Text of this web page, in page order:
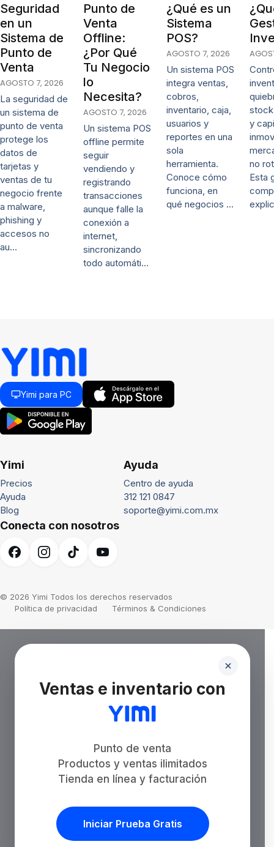
Seguridad
en un
Sistema de
Punto de
Venta
AGOSTO 7, 2026
La seguridad de
un sistema de
punto de venta
protege los
datos de
tarjetas y
ventas de tu
negocio frente
a malware,
phishing y
accesos no
au…
Punto de
Venta
Offline:
¿Por Qué
Tu Negocio
lo
Necesita?
AGOSTO 7, 2026
Un sistema POS
offline permite
seguir
vendiendo y
registrando
transacciones
aunque falle la
conexión a
internet,
sincronizando
todo automáti…
¿Qué es un
Sistema
POS?
AGOSTO 7, 2026
Un sistema POS
integra ventas,
cobros,
inventario, caja,
usuarios y
reportes en una
sola
herramienta.
Conoce cómo
funciona, en
qué negocios …
y
no
Esta
Yimi para PC
Yimi
Precios
Ayuda
Blog
Ayuda
Centro de ayuda
312 121 0847
soporte@yimi.com.mx
Conecta con nosotros
© 2026 Yimi Todos los derechos reservados
Política de privacidad
Términos & Condiciones
Ventas e inventario con
Punto de venta
Productos y ventas ilimitados
Tienda en línea y facturación
Iniciar Prueba Gratis